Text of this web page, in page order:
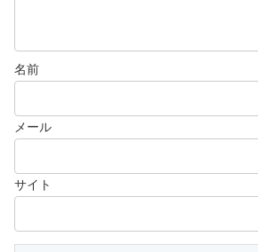
名前
メール
サイト